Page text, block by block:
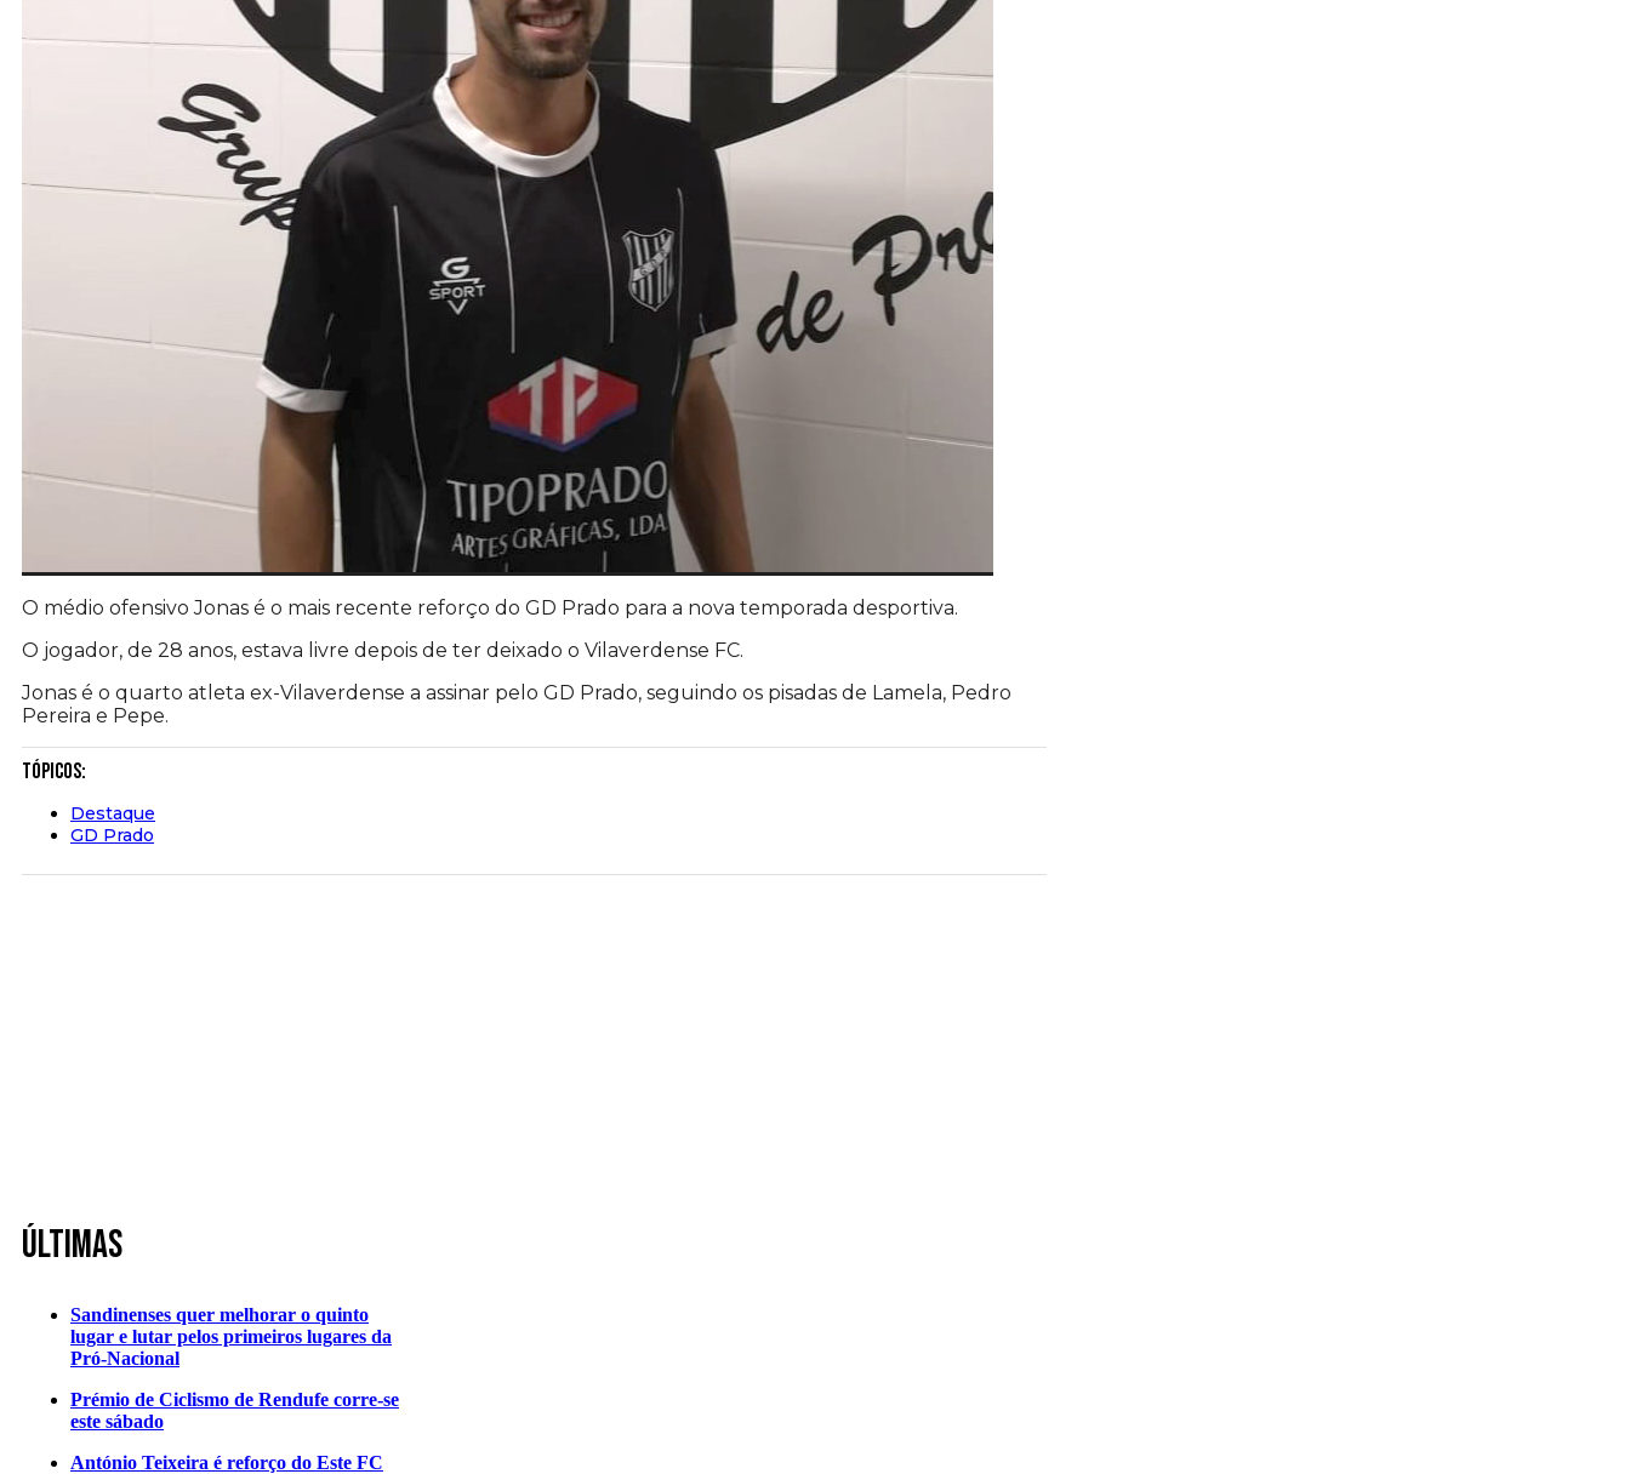
O médio ofensivo Jonas é o mais recente reforço do GD Prado para a nova temporada desportiva.
O jogador, de 28 anos, estava livre depois de ter deixado o Vilaverdense FC.
Jonas é o quarto atleta ex-Vilaverdense a assinar pelo GD Prado, seguindo os pisadas de Lamela, Pedro
Pereira e Pepe.
Tópicos:
Destaque
GD Prado
Últimas
Sandinenses quer melhorar o quinto
lugar e lutar pelos primeiros lugares da
Pró-Nacional
Prémio de Ciclismo de Rendufe corre-se
este sábado
António Teixeira é reforço do Este FC